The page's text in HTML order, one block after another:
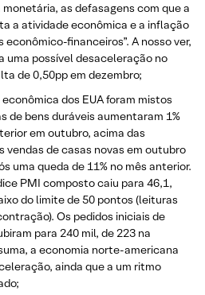
as defasagens com que a
a atividade econômica e a inflação
financeiros”. A nosso ver,
uma possível desaceleração no
de 0,50pp em dezembro;
dos EUA foram mistos
de bens duráveis ​​aumentaram 1%
em outubro, acima das
vendas de casas novas em outubro
uma queda de 11% no mês anterior.
PMI composto caiu para 46,1,
do limite de 50 pontos (leituras
Os pedidos iniciais de
para 240 mil, de 223 na
a economia norte-americana
ainda que a um ritmo